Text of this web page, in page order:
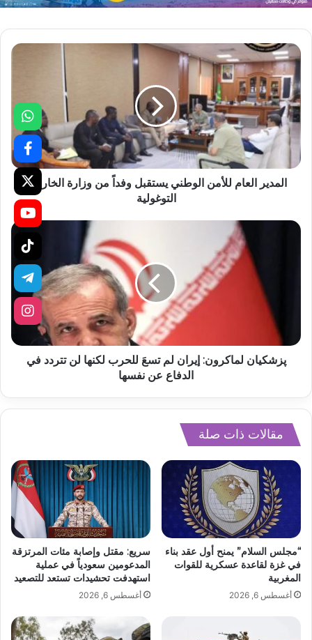
المدير العام للأمن الوطني يستقبل وفداً من وزارة الخارجية
التوغولية
پزشکیان لماكرون: إيران لم تسعَ للحرب لكنها لن تتردد في
الدفاع عن نفسها
مقالات ذات صلة
“مجلس السلام” يمنح أول عقد بناء
في غزة لقاعدة عسكرية للقوات
المغربية
أغسطس 6, 2026
سريع: مقتل وإصابة مئات المرتزقة
المدعومين سعودياً في عملية
استهدفت تحشيدات تستعد للتصعيد
أغسطس 6, 2026